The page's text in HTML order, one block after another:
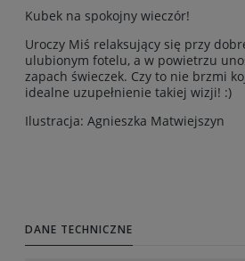
Kubek na spokojny wieczór!
Uroczy Miś relaksujący się przy
ulubionym fotelu, a w powietrzu
zapach świeczek. Czy to nie brzmi
idealne uzupełnienie takiej wizji! :)
Ilustracja: Agnieszka Matwiejszyn
DANE TECHNICZNE